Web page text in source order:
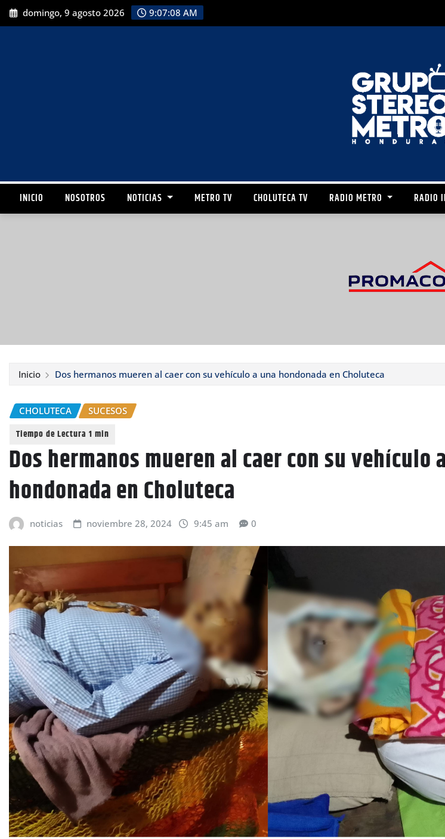
domingo, 9 agosto 2026 9:07:09 AM
INICIO NOSOTROS NOTICIAS METRO TV CHOLUTECA TV RADIO METRO RADIO
Inicio Dos hermanos mueren al caer con su vehículo a una hondonada en Choluteca
CHOLUTECA SUCESOS
Dos hermanos mueren al caer con su vehículo
hondonada en Choluteca
noticias noviembre 28, 2024 9:45 am 0